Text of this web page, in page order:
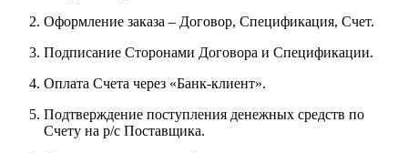
Оформление заказа – Договор, Спецификация, Счет.
Подписание Сторонами Договора и Спецификации.
Оплата Счета через «Банк-клиент».
Подтверждение поступления денежных средств по
Счету на р/с Поставщика.